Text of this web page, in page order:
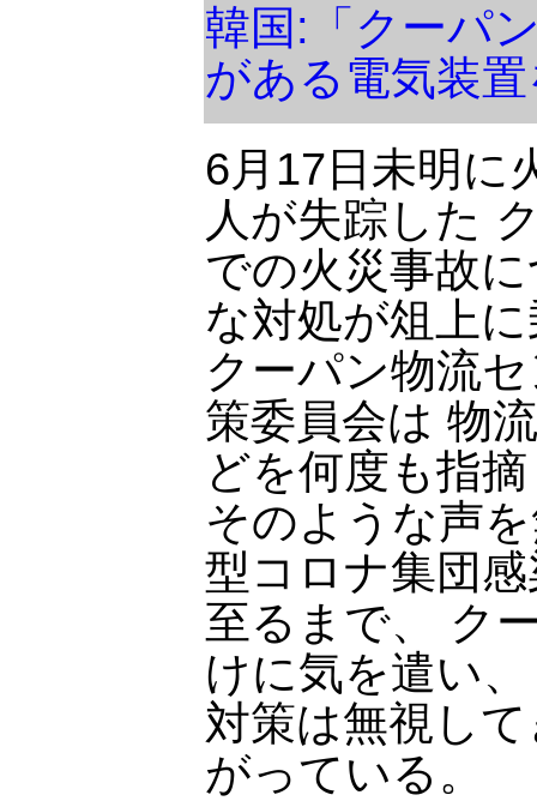
韓国:「クーパ
がある電気装
6月17日未明に
人が失踪した
での火災事故
な対処が俎上
クーパン物流
策委員会は 物
どを何度も指
そのような声
型コロナ集団
至るまで、 ク
けに気を遣い
対策は無視し
がっている。